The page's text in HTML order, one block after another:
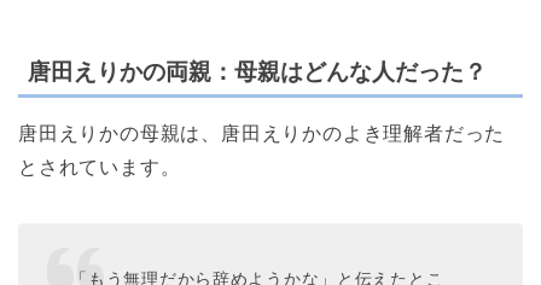
唐田えりかの両親：母親はどんな人だった？
唐田えりかの母親は、唐田えりかのよき理解者だった
とされています。
「もう無理だから辞めようかな」と伝えたとこ